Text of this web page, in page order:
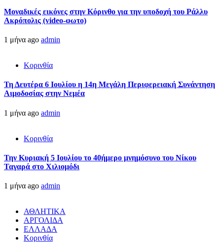
Μοναδικές εικόνες στην Κόρινθο για την υποδοχή του Ράλλυ
Ακρόπολις (video-φωτο)
1 μήνα ago admin
Κορινθία
Τη Δευτέρα 6 Ιουλίου η 14η Μεγάλη Περιφερειακή Συνάντηση
Αιμοδοσίας στην Νεμέα
1 μήνα ago admin
Κορινθία
Την Κυριακή 5 Ιουλίου το 40ήμερο μνημόσυνο του Νίκου
Ταγαρά στο Χιλιομόδι
1 μήνα ago admin
ΑΘΛΗΤΙΚΑ
ΑΡΓΟΛΙΔΑ
ΕΛΛΑΔΑ
Κορινθία